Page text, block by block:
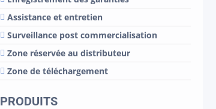
Assistance et entretien
Surveillance post commercialisation
Zone réservée au distributeur
Zone de téléchargement
PRODUITS